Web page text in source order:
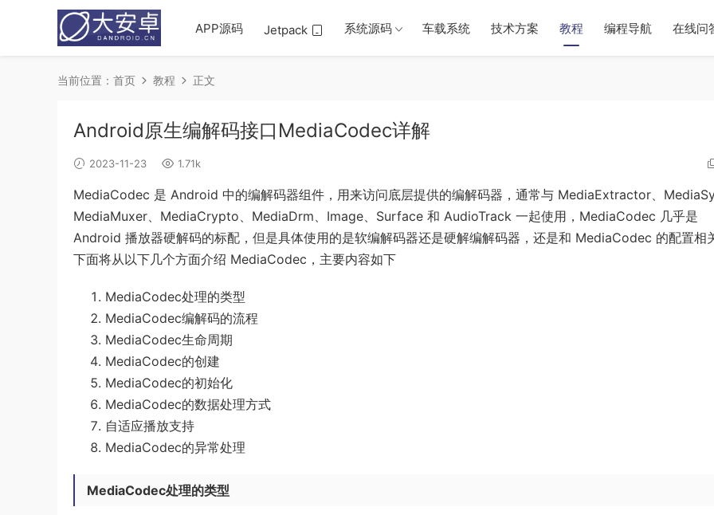
APP源码 Jetpack 系统源码 车载系统 技术方案 教程 编程导航 在线问
当前位置： 首页 教程 正文
Android原生编解码接口MediaCodec详解
2023-11-23 1.71k
MediaCodec 是 Android 中的编解码器组件，用来访问底层提供的编解码器，通常与 MediaExtractor、
MediaMuxer、MediaCrypto、MediaDrm、Image、Surface 和 AudioTrack 一起使用，MediaCodec 几乎是
Android 播放器硬解码的标配，但是具体使用的是软编解码器还是硬解编解码器，还是和 MediaCodec 的配置相
下面将从以下几个方面介绍 MediaCodec，主要内容如下
MediaCodec处理的类型
MediaCodec编解码的流程
MediaCodec生命周期
MediaCodec的创建
MediaCodec的初始化
MediaCodec的数据处理方式
自适应播放支持
MediaCodec的异常处理
MediaCodec处理的类型